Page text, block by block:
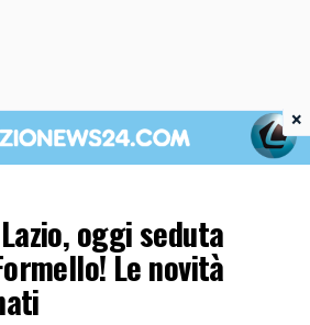
oggi seduta
Le novità
×